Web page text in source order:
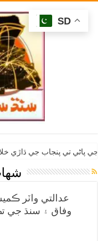
پاڻي تي پنجاب جي ڌاڙي
عدالتي واٽر
وفاق ۽ سنڌ جي
SD